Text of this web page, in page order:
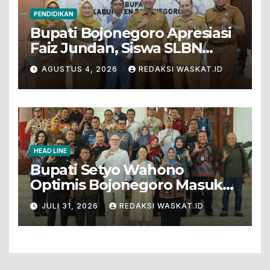
PENDIDIKAN
Bupati Bojonegoro Apresiasi
Faiz Jundan, Siswa SLBN
Gunungsari Baureno Masuk
LKS Diksus Tingkat Nasional
AGUSTUS 4, 2026 REDAKSI WASKAT.ID
HEAD LINE
Bupati Setyo Wahono
Optimis Bojonegoro Masuk
Unesco Global Geopark
JULI 31, 2026 REDAKSI WASKAT.ID